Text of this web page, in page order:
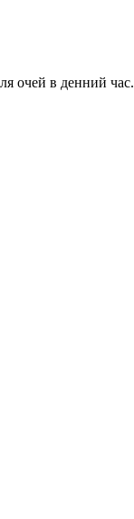
очей в денний час.